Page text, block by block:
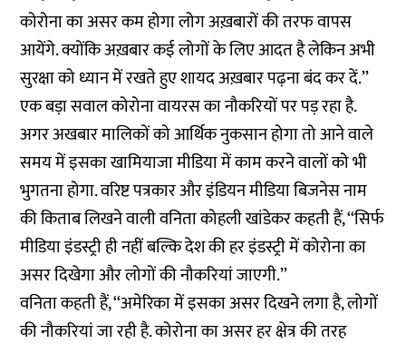
कोरोना का असर कम होगा लोग अख़बारों की तरफ वापस
आयेंगे. क्योंकि अख़बार कई लोगों के लिए आदत है लेकिन अभी
सुरक्षा को ध्यान में रखते हुए शायद अख़बार पढ़ना बंद कर दें.’’
एक बड़ा सवाल कोरोना वायरस का नौकरियों पर पड़ रहा है.
अगर अखबार मालिकों को आर्थिक नुकसान होगा तो आने वाले
समय में इसका खामियाजा मीडिया में काम करने वालों को भी
भुगतना होगा. वरिष्ट पत्रकार और इंडियन मीडिया बिजनेस नाम
की किताब लिखने वाली वनिता कोहली खांडेकर कहती हैं, ‘‘सिर्फ
मीडिया इंडस्ट्री ही नहीं बल्कि देश की हर इंडस्ट्री में कोरोना का
असर दिखेगा और लोगों की नौकरियां जाएगी.’’
वनिता कहती हैं, ‘‘अमेरिका में इसका असर दिखने लगा है, लोगों
की नौकरियां जा रही है. कोरोना का असर हर क्षेत्र की तरह